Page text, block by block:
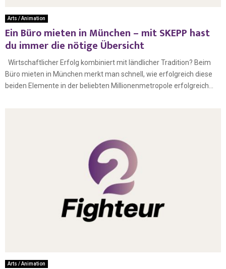
Arts / Animation
Ein Büro mieten in München – mit SKEPP hast
du immer die nötige Übersicht
Wirtschaftlicher Erfolg kombiniert mit ländlicher Tradition? Beim
Büro mieten in München merkt man schnell, wie erfolgreich diese
beiden Elemente in der beliebten Millionenmetropole erfolgreich...
Arts / Animation